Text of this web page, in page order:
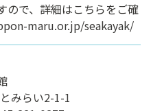
で、詳細はこちらをご確
maru.or.jp/seakayak/
みらい2-1-1